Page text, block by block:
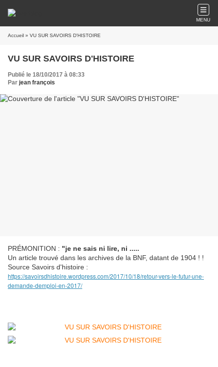
MENU
Accueil » VU SUR SAVOIRS D'HISTOIRE
VU SUR SAVOIRS D'HISTOIRE
Publié le 18/10/2017 à 08:33
Par jean françois
PRÉMONITION : "je ne sais ni lire, ni .....
Un article trouvé dans les archives de la BNF, datant de 1904 ! !
Source Savoirs d'histoire :
https://savoirsdhistoire.wordpress.com/2017/10/18/retour-vers-le-futur-une-
demande-demploi-en-2017/